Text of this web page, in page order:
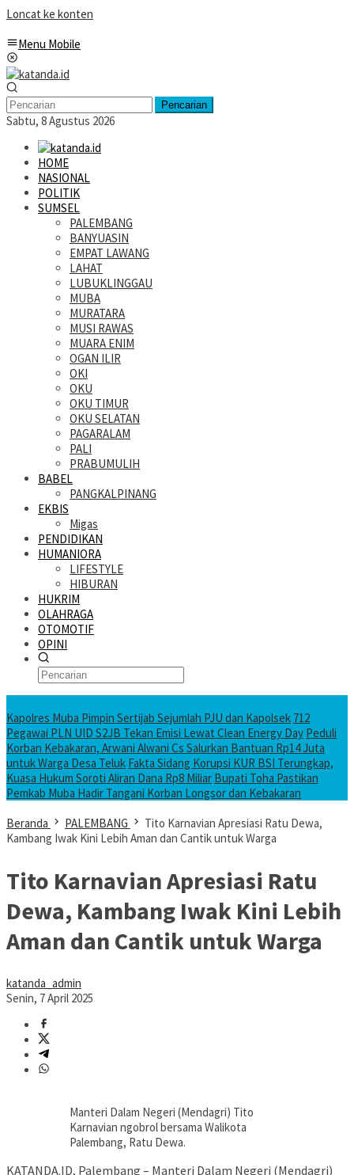
Loncat ke konten
Menu Mobile
Pencarian
Sabtu, 8 Agustus 2026
HOME
NASIONAL
POLITIK
SUMSEL
PALEMBANG
BANYUASIN
EMPAT LAWANG
LAHAT
LUBUKLINGGAU
MUBA
MURATARA
MUSI RAWAS
MUARA ENIM
OGAN ILIR
OKI
OKU
OKU TIMUR
OKU SELATAN
PAGARALAM
PALI
PRABUMULIH
BABEL
PANGKALPINANG
EKBIS
Migas
PENDIDIKAN
HUMANIORA
LIFESTYLE
HIBURAN
HUKRIM
OLAHRAGA
OTOMOTIF
OPINI
Kapolres Muba Pimpin Sertijab Sejumlah PJU dan Kapolsek 712
Pegawai PLN UID S2JB Tekan Emisi Lewat Clean Energy Day Peduli
Korban Kebakaran, Arwani Alwani Cs Salurkan Bantuan Rp14 Juta
untuk Warga Desa Teluk Fakta Sidang Korupsi KUR BSI Terungkap,
Kuasa Hukum Soroti Aliran Dana Rp8 Miliar Bupati Toha Pastikan
Pemkab Muba Hadir Tangani Korban Longsor dan Kebakaran
Beranda
PALEMBANG
Tito Karnavian Apresiasi Ratu Dewa,
Kambang Iwak Kini Lebih Aman dan Cantik untuk Warga
Tito Karnavian Apresiasi Ratu
Dewa, Kambang Iwak Kini Lebih
Aman dan Cantik untuk Warga
katanda_admin
Senin, 7 April 2025
Manteri Dalam Negeri (Mendagri) Tito
Karnavian ngobrol bersama Walikota
Palembang, Ratu Dewa.
KATANDA.ID, Palembang – Manteri Dalam Negeri (Mendagri)